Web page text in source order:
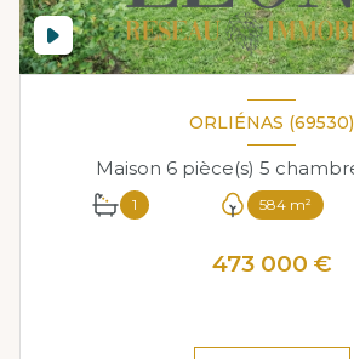
ORLIÉNAS (69530)
1 584 m²
473 000 €